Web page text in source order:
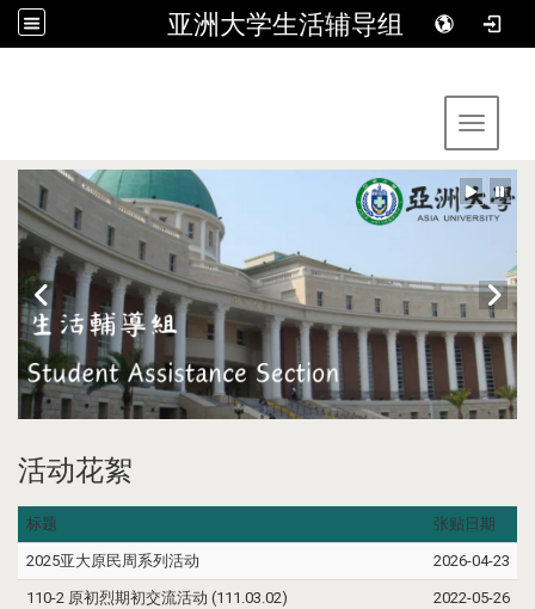
亚洲大学生活辅导组
Toggle
活动花絮
标题 张贴日期
2025亚大原民周系列活动 2026-04-23
110-2 原初烈期初交流活动 (111.03.02) 2022-05-26